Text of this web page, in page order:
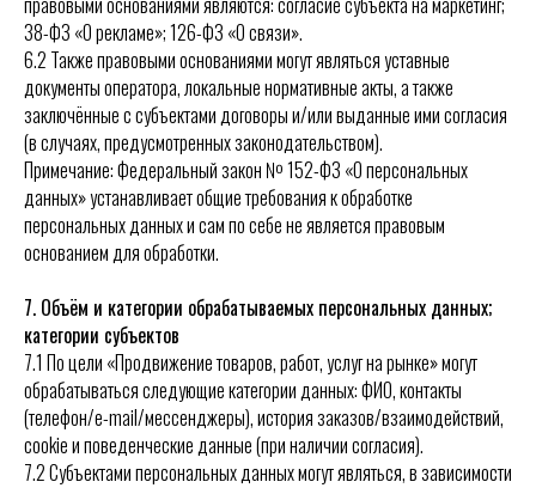
38-ФЗ «О рекламе»; 126-ФЗ «О связи».
6.2 Также правовыми основаниями могут являться уставные
документы оператора, локальные нормативные акты, а также
заключённые с субъектами договоры и/или выданные ими согласия
(в случаях, предусмотренных законодательством).
Примечание: Федеральный закон № 152-ФЗ «О персональных
данных» устанавливает общие требования к обработке
персональных данных и сам по себе не является правовым
основанием для обработки.
7. Объём и категории обрабатываемых персональных данных;
категории субъектов
7.1 По цели «Продвижение товаров, работ, услуг на рынке» могут
обрабатываться следующие категории данных: ФИО, контакты
(телефон/e-mail/мессенджеры), история заказов/взаимодействий,
cookie и поведенческие данные (при наличии согласия).
7.2 Субъектами персональных данных могут являться, в зависимости